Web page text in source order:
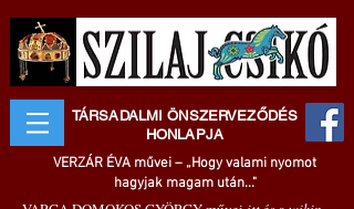
TÁRSADALMI ÖNSZERVEZŐDÉS
HONLAPJA
VERZÁR ÉVA művei – „Hogy valami nyomot
hagyjak magam után..."